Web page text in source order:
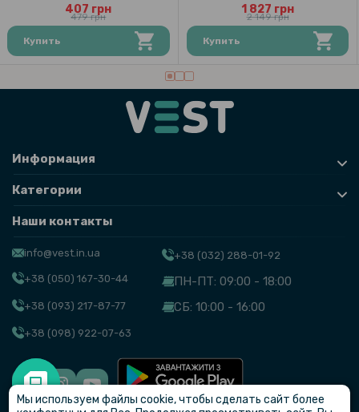
407 грн
479 грн
Купить
1 827 грн
2 149 грн
Купить
Информация
Категории
Наши контакты
info@vest.in.ua
+38 (050) 167-30-44
+38 (093) 217-87-77
+38 (098) 922-07-63
+38 (032) 288-01-92
ПН-ПТ: 09:00 - 18:00
СБ: 10:00 - 16:00
Мы используем файлы cookie, чтобы сделать сайт более